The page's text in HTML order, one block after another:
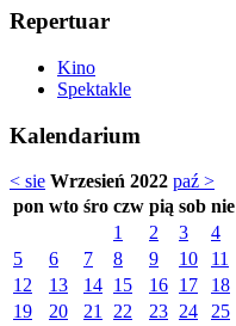
Repertuar
Kino
Spektakle
Kalendarium
< sie Wrzesień 2022 paź >
pon wto śro czw pią sob nie
1
2 3
4
5
6 7 8 9 10
11
12
13 14 15 16 17
18
19
20 21 22 23 24
25